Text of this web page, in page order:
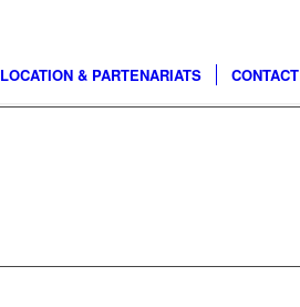
LOCATION & PARTENARIATS CONTACT